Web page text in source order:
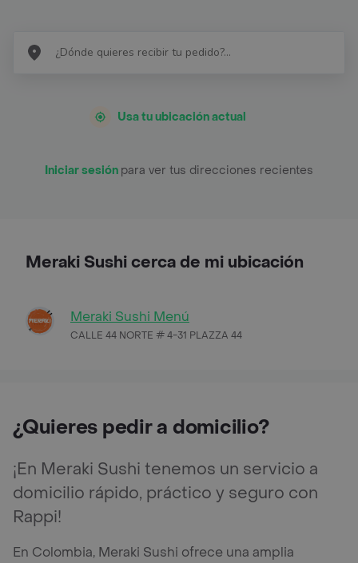
Usa tu ubicación actual
Iniciar sesión para ver tus direcciones recientes
Meraki Sushi cerca de mi ubicación
Meraki Sushi Menú
CALLE 44 NORTE # 4-31 PLAZZA 44
¿Quieres pedir a domicilio?
¡En Meraki Sushi tenemos un servicio a
domicilio rápido, práctico y seguro con
Rappi!
En Colombia, Meraki Sushi ofrece una amplia